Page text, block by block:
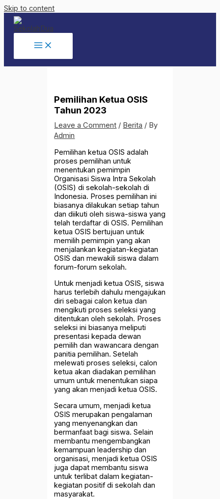
Skip to content
Pemilihan Ketua OSIS
Tahun 2023
Leave a Comment / Berita / By
Admin
Pemilihan ketua OSIS adalah
proses pemilihan untuk
menentukan pemimpin
Organisasi Siswa Intra Sekolah
(OSIS) di sekolah-sekolah di
Indonesia. Proses pemilihan ini
biasanya dilakukan setiap tahun
dan diikuti oleh siswa-siswa yang
telah terdaftar di OSIS. Pemilihan
ketua OSIS bertujuan untuk
memilih pemimpin yang akan
menjalankan kegiatan-kegiatan
OSIS dan mewakili siswa dalam
forum-forum sekolah.
Untuk menjadi ketua OSIS, siswa
harus terlebih dahulu mengajukan
diri sebagai calon ketua dan
mengikuti proses seleksi yang
ditentukan oleh sekolah. Proses
seleksi ini biasanya meliputi
presentasi kepada dewan
pemilih dan wawancara dengan
panitia pemilihan. Setelah
melewati proses seleksi, calon
ketua akan diadakan pemilihan
umum untuk menentukan siapa
yang akan menjadi ketua OSIS.
Secara umum, menjadi ketua
OSIS merupakan pengalaman
yang menyenangkan dan
bermanfaat bagi siswa. Selain
membantu mengembangkan
kemampuan leadership dan
organisasi, menjadi ketua OSIS
juga dapat membantu siswa
untuk terlibat dalam kegiatan-
kegiatan positif di sekolah dan
masyarakat.